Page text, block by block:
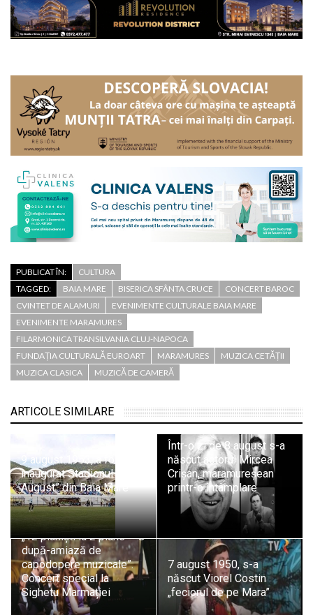
PUBLICAT ÎN:
CULTURA
TAGGED:
BAIA MARE BISERICA SFÂNTA CRUCE
CONCERT BAROC
CVINTET DE ALAMURI
EVENIMENTE CULTURALE BAIA MARE
EVENIMENTE MARAMURES
FILARMONICA TRANSILVANIA CLUJ-NAPOCA
FUNDAȚIA CULTURALĂ EUROART
MARAMURES
MUZICA CETĂȚII
MUZICA CLASICA
MUZICĂ DE CAMERĂ
ARTICOLE SIMILARE
9 august 1953, a fost
inaugurat Stadionul „23
August” din Baia Mare
Într-o zi de 8 august s-a
născut actorul Mircea
Crișan, maramureșean
printr-o întâmplare
„12 pianiști la 2 piane – O
după-amiază de
capodopere muzicale”.
Concert special la
Sighetu Marmației
7 august 1950, s-a
născut Viorel Costin
„feciorul de pe Mara”